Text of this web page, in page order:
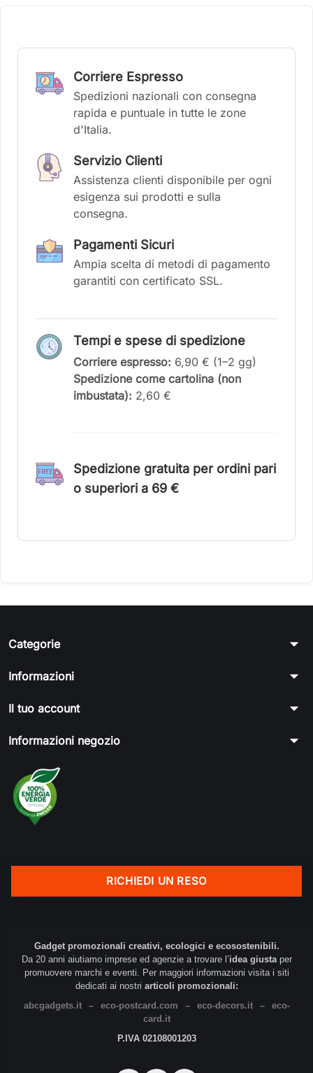
Corriere Espresso
Spedizioni nazionali con consegna
rapida e puntuale in tutte le zone
d'Italia.
Servizio Clienti
Assistenza clienti disponibile per ogni
esigenza sui prodotti e sulla
consegna.
Pagamenti Sicuri
Ampia scelta di metodi di pagamento
garantiti con certificato SSL.
Tempi e spese di spedizione
Corriere espresso: 6,90 € (1–2 gg)
Spedizione come cartolina (non
imbustata): 2,60 €
Spedizione gratuita per ordini pari
o superiori a 69 €
Categorie arrow_drop_down
Informazioni arrow_drop_down
Il tuo account arrow_drop_down
Informazioni negozio arrow_drop_down
RICHIEDI UN RESO
Gadget promozionali creativi, ecologici e ecosostenibili.
Da 20 anni aiutiamo imprese ed agenzie a trovare l’idea giustaper
promuovere marchi e eventi. Per maggiori informazioni visita i siti
dedicati ai nostri articoli promozionali:
abcgadgets.it
– eco-postcard.com – eco-decors.it –
eco-
card.it
P.IVA 02108001203